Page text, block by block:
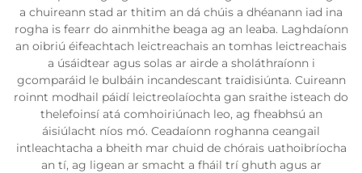
a chuireann stad ar thitim an dá chúis a dhéanann iad ina
rogha is fearr do ainmhithe beaga ag an leaba. Laghdaíonn
an oibriú éifeachtach leictreachais an tomhas leictreachais
a úsáidtear agus solas ar airde a sholáthraíonn i
gcomparáid le bulbáin incandescant traidisiúnta. Cuireann
roinnt modhail páidí leictreolaíochta gan sraithe isteach do
thelefoinsí atá comhoiriúnach leo, ag fheabhsú an
áisiúlacht níos mó. Ceadaíonn roghanna ceangail
intleachtacha a bheith mar chuid de chórais uathoibríocha
an tí, ag ligean ar smacht a fháil trí ghuth agus ar